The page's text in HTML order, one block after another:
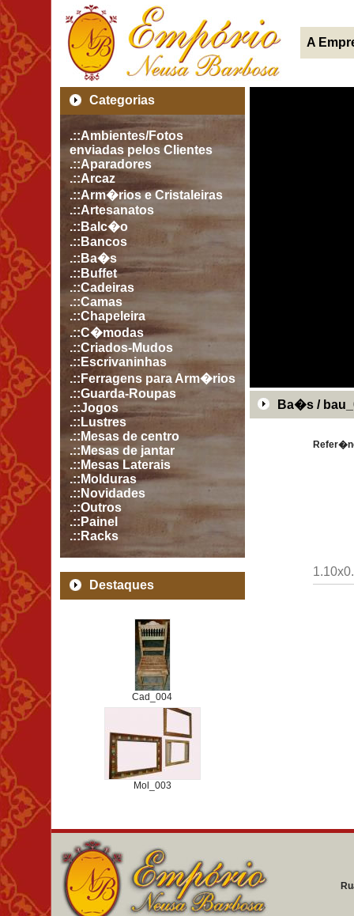
A
Categorias
.::Ambientes/Fotos
enviadas pelos Clientes
.::Aparadores
.::Arcaz
.::Arm�rios e Cristaleiras
.::Artesanatos
.::Balc�o
.::Bancos
.::Ba�s
.::Buffet
.::Cadeiras
.::Camas
.::Chapeleira
.::C�modas
.::Criados-Mudos
.::Escrivaninhas
.::Ferragens para Arm�rios
.::Guarda-Roupas
.::Jogos
.::Lustres
.::Mesas de centro
.::Mesas de jantar
.::Mesas Laterais
.::Molduras
.::Novidades
.::Outros
.::Painel
.::Racks
Destaques
Cad_004
Mol_003
Ba�s /